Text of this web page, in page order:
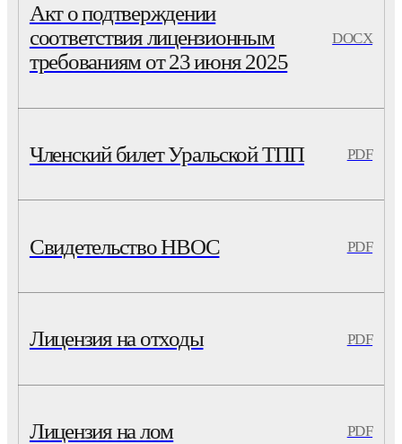
Акт о подтверждении
соответствия лицензионным
требованиям от 23 июня 2025
DOCX
Членский билет Уральской ТПП PDF
Свидетельство НВОС PDF
Лицензия на отходы PDF
Лицензия на лом PDF